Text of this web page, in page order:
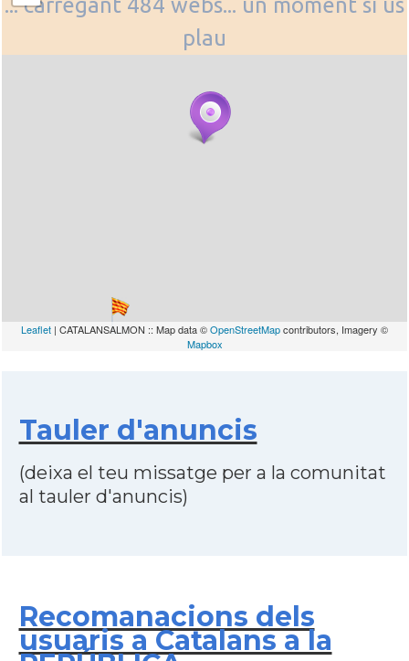
... carregant 484 webs... un moment si us
plau
Leaflet | CATALANSALMON :: Map data ©OpenStreetMapcontributors, Imagery ©
Mapbox
Tauler d'anuncis
(deixa el teu missatge per a la comunitat
al tauler d'anuncis)
Recomanacions dels
usuaris a Catalans a la